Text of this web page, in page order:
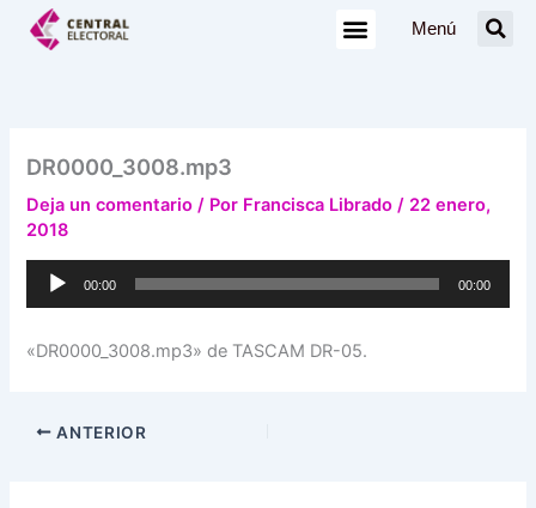
Menú
DR0000_3008.mp3
Deja un comentario / Por Francisca Librado/ 22 enero,
2018
Reproductor
00:00 00:00
«DR0000_3008.mp3» de TASCAM DR-05.
ANTERIOR